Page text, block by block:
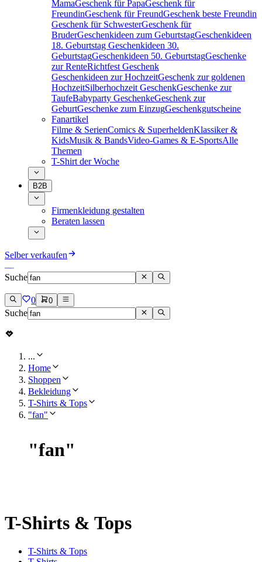
MamaGeschenk für PapaGeschenk für
FreundinGeschenk für FreundGeschenk beste Freundin
Geschenk für SchwesterGeschenk für
BruderGeschenkideen zum GeburtstagGeschenkideen
18. Geburtstag Geschenkideen 30.
GeburtstagGeschenkideen 50. GeburtstagGeschenke
zur RenteRichtfest Geschenk
Geschenkideen zur HochzeitGeschenk zur goldenen
HochzeitSilberhochzeit GeschenkGeschenke zur
TaufeBabyparty GeschenkeGeschenk zur
GeburtGeschenke zum EinzugGeschenkgutscheine
Fanartikel
Filme & SerienComics & SuperheldenKlassiker &
KidsMusik & BandsVideo-Games & E-SportsAlle
Themen
T-Shirt der Woche
B2B
Firmenkleidung gestalten
Beraten lassen
Selber verkaufen
Suche
0 0
Suche
...
Home
Shoppen
Bekleidung
T-Shirts & Tops
"fan"
"fan"
T-Shirts & Tops
T-Shirts & Tops